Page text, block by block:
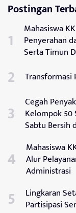
Postingan
Mahasiswa
Penyerahan
Serta Timun
Transformasi
Cegah
Kelompok 50
Sabtu Bersih
Mahasiswa
Alur
Administrasi
Lingkaran
Partisipasi